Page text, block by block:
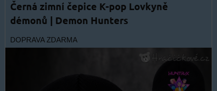
Černá zimní čepice K-pop Lovkyně
démonů | Demon Hunters
DOPRAVA ZDARMA